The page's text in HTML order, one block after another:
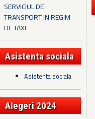
SERVICIUL DE
TRANSPORT IN REGIM
DE TAXI
Asistenta sociala
Asistenta sociala
Alegeri 2024